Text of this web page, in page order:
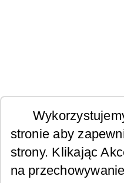
stronie aby
strony. Klikając
na